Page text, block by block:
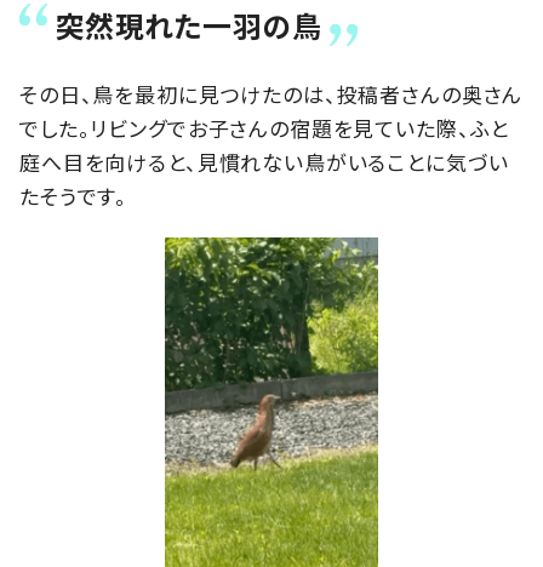
突然現れた一羽の鳥
その日、鳥を最初に見つけたのは、投稿者さんの奥さん
でした。リビングでお子さんの宿題を見ていた際、ふと
庭へ目を向けると、見慣れない鳥がいることに気づい
たそうです。